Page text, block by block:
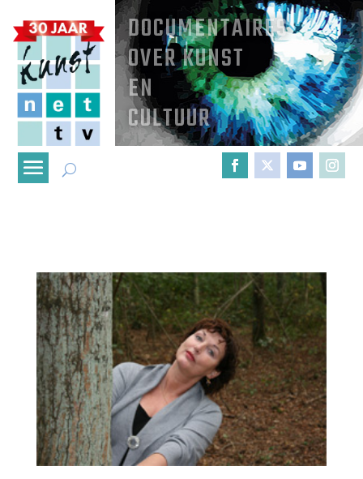
DOCUMENTAIRES
OVER KUNST
EN
CULTUUR